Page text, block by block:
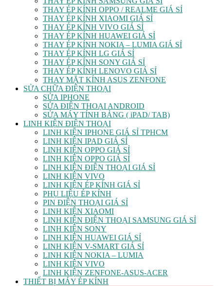
THAY ÉP KÍNH OPPO / REALME GIÁ SỈ
THAY ÉP KÍNH XIAOMI GIÁ SỈ
THAY ÉP KÍNH VIVO GIÁ SỈ
THAY ÉP KÍNH HUAWEI GIÁ SỈ
THAY ÉP KÍNH NOKIA – LUMIA GIÁ SỈ
THAY ÉP KÍNH LG GIÁ SỈ
THAY ÉP KÍNH SONY GIÁ SỈ
THAY ÉP KÍNH LENOVO GIÁ SỈ
THAY MẶT KÍNH ASUS ZENFONE
SỬA CHỮA ĐIỆN THOẠI
SỬA IPHONE
SỬA ĐIỆN THOẠI ANDROID
SỬA MÁY TÍNH BẢNG ( iPAD/ TAB)
LINH KIỆN ĐIỆN THOẠI
LINH KIỆN IPHONE GIÁ SỈ TPHCM
LINH KIỆN IPAD GIÁ SỈ
LINH KIỆN OPPO GIÁ SỈ
LINH KIỆN OPPO GIÁ SỈ
LINH KIỆN ĐIỆN THOẠI GIÁ SỈ
LINH KIỆN VIVO
LINH KIỆN ÉP KÍNH GIÁ SỈ
PHỤ LIỆU ÉP KÍNH
PIN ĐIỆN THOẠI GIÁ SỈ
LINH KIỆN XIAOMI
LINH KIỆN ĐIỆN THOẠI SAMSUNG GIÁ SỈ
LINH KIỆN SONY
LINH KIỆN HUAWEI GIÁ SỈ
LINH KIỆN V-SMART GIÁ SỈ
LINH KIỆN NOKIA – LUMIA
LINH KIỆN VIVO
LINH KIỆN ZENFONE-ASUS-ACER
THIẾT BỊ MÁY ÉP KÍNH